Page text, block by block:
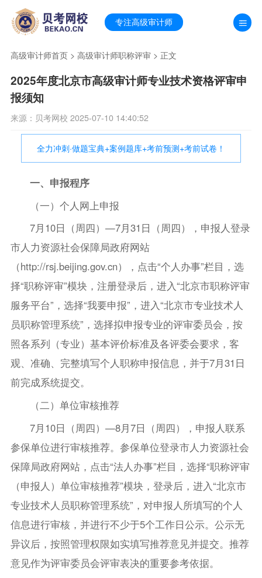
专注高级审计师
高级审计师首页> 高级审计师职称评审 > 正文
2025年度北京市高级审计师专业技术资格评审申
报须知
来源：贝考网校 2025-07-10 14:40:52
全力冲刺·做题宝典+案例题库+考前预测+考前试卷！
一、申报程序
（一）个人网上申报
7月10日（周四）—7月31日（周四），申报人登录
市人力资源社会保障局政府网站
（http://rsj.beijing.gov.cn），点击“个人办事”栏目，选
择“职称评审”模块，注册登录后，进入“北京市职称评审
服务平台”，选择“我要申报”，进入“北京市专业技术人
员职称管理系统”，选择拟申报专业的评审委员会，按
照各系列（专业）基本评价标准及各评委会要求，客
观、准确、完整填写个人职称申报信息，并于7月31日
前完成系统提交。
（二）单位审核推荐
7月10日（周四）—8月7日（周四），申报人联系
参保单位进行审核推荐。参保单位登录市人力资源社会
保障局政府网站，点击“法人办事”栏目，选择“职称评审
（申报人）单位审核推荐”模块，登录后，进入“北京市
专业技术人员职称管理系统”，对申报人所填写的个人
信息进行审核，并进行不少于5个工作日公示。公示无
异议后，按照管理权限如实填写推荐意见并提交。推荐
意见作为评审委员会评审表决的重要参考依据。